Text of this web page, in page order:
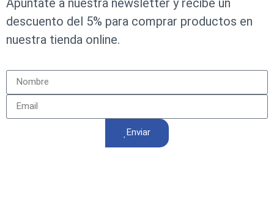
Apúntate a nuestra newsletter y recibe un
descuento del 5% para comprar productos en
nuestra tienda online.
Enviar